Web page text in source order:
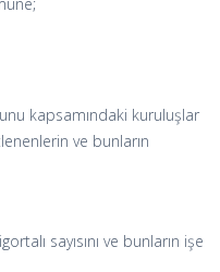
kapsamındaki kuruluşlar
ve bunların
sayısını ve bunların işe